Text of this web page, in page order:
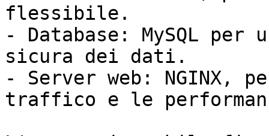
flessibile.
- Database: MySQL
sicura dei dati.
- Server web: NGINX,
traffico e le